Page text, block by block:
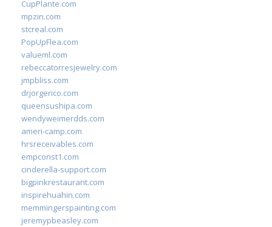
CupPlante.com
mpzin.com
stcreal.com
PopUpFlea.com
valueml.com
rebeccatorresjewelry.com
jmpbliss.com
drjorgerico.com
queensushipa.com
wendyweimerdds.com
ameri-camp.com
hrsreceivables.com
empconst1.com
cinderella-support.com
bigpinkrestaurant.com
inspirehuahin.com
memmingerspainting.com
jeremypbeasley.com